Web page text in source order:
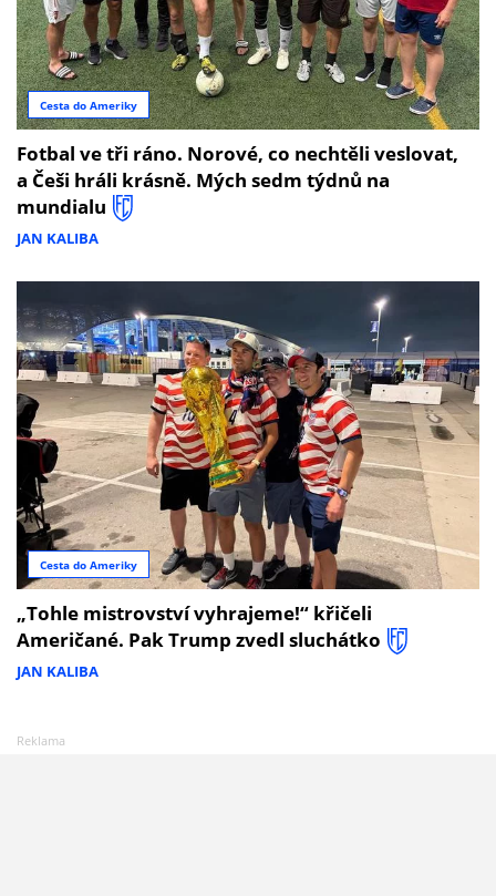
Cesta do Ameriky
Fotbal ve tři ráno. Norové, co nechtěli veslovat,
a Češi hráli krásně. Mých sedm týdnů na
mundialu
JAN KALIBA
Cesta do Ameriky
„Tohle mistrovství vyhrajeme!“ křičeli
Američané. Pak Trump zvedl sluchátko
JAN KALIBA